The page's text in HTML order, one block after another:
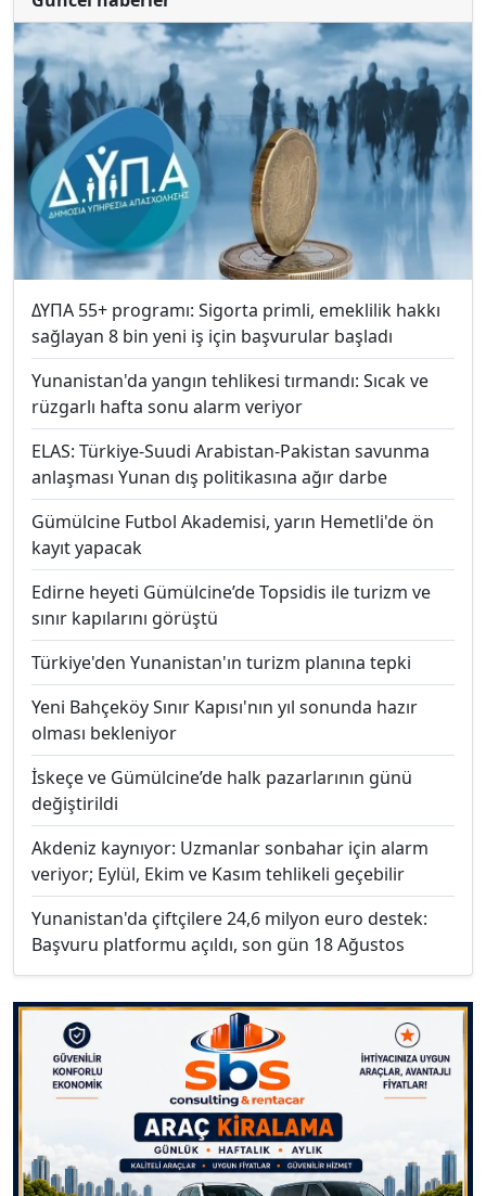
ΔΥΠΑ 55+ programı: Sigorta primli, emeklilik hakkı
sağlayan 8 bin yeni iş için başvurular başladı
Yunanistan'da yangın tehlikesi tırmandı: Sıcak ve
rüzgarlı hafta sonu alarm veriyor
ELAS: Türkiye-Suudi Arabistan-Pakistan savunma
anlaşması Yunan dış politikasına ağır darbe
Gümülcine Futbol Akademisi, yarın Hemetli'de ön
kayıt yapacak
Edirne heyeti Gümülcine’de Topsidis ile turizm ve
sınır kapılarını görüştü
Türkiye'den Yunanistan'ın turizm planına tepki
Yeni Bahçeköy Sınır Kapısı'nın yıl sonunda hazır
olması bekleniyor
İskeçe ve Gümülcine’de halk pazarlarının günü
değiştirildi
Akdeniz kaynıyor: Uzmanlar sonbahar için alarm
veriyor; Eylül, Ekim ve Kasım tehlikeli geçebilir
Yunanistan'da çiftçilere 24,6 milyon euro destek:
Başvuru platformu açıldı, son gün 18 Ağustos